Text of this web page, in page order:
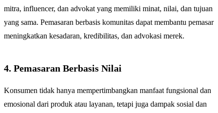
mitra, influencer, dan advokat yang memiliki minat, nilai, dan tujuan
yang sama. Pemasaran berbasis komunitas dapat membantu pemasar
meningkatkan kesadaran, kredibilitas, dan advokasi merek.
4. Pemasaran Berbasis Nilai
Konsumen tidak hanya mempertimbangkan manfaat fungsional dan
emosional dari produk atau layanan, tetapi juga dampak sosial dan